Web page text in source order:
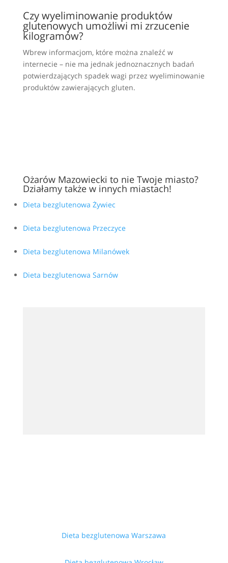
Czy wyeliminowanie produktów
glutenowych umożliwi mi zrzucenie
kilogramów?
Wbrew informacjom, które można znaleźć w
internecie – nie ma jednak jednoznacznych badań
potwierdzających spadek wagi przez wyeliminowanie
produktów zawierających gluten.
Ożarów Mazowiecki to nie Twoje miasto?
Działamy także w innych miastach!
Dieta bezglutenowa Żywiec
Dieta bezglutenowa Przeczyce
Dieta bezglutenowa Milanówek
Dieta bezglutenowa Sarnów
Dieta bezglutenowa Warszawa